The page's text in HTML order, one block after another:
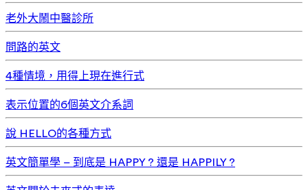
老外大鬧中醫診所
問路的英文
4種情境，用得上現在進行式
表示位置的6個英文介系詞
說 HELLO的各種方式
英文簡單學 – 到底是 HAPPY ? 還是 HAPPILY ?